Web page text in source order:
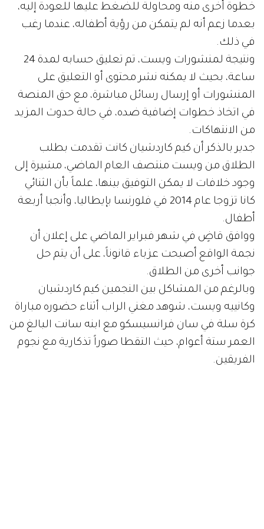
خطوة أخرى منه ومحاولة للضغط عليها للعودة إليه،
بعدما زعم أنه لم يتمكن من رؤية أطفاله، عندما رغب
في ذلك.
ونتيجة لمنشورات ويست، تم تعليق حسابه لمدة 24
ساعة، بحيث لا يمكنه نشر محتوى أو التعليق على
المنشورات أو إرسال رسائل مباشرة، مع حق المنصة
في اتخاذ خطوات إضافية ضده، في حالة حدوث المزيد
من الانتهاكات.
جدير بالذكر أن كيم كاردشيان كانت تقدمت بطلب
الطلاق من ويست منتصف العام الماضي، مشيرة إلى
وجود خلافات لا يمكن التوفيق بينها، علماً بأن الثنائي
كانا تزوجا عام 2014 في فلورنسا بإيطاليا، وأنجبا أربعة
أطفال.
ووافق قاضٍ في شهر فبراير الماضي على إعلان أن
نجمة الواقع أصبحت عزباء قانوناً، على أن يتم حل
جوانب أخرى من الطلاق.
وبالرغم من المشاكل بين النجمين كيم كاردشيان
وكانييه ويست، شوهد مغني الراب أثناء حضوره مباراة
كرة سلة في سان فرانسيسكو مع ابنه سانت البالغ من
العمر ستة أعوام، حيث التقطا صوراً تذكارية مع نجوم
الفريقين.